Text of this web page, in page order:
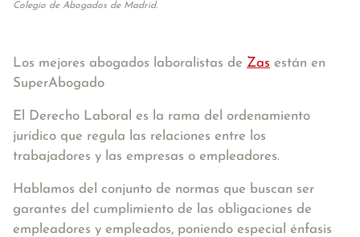
Colegio de Abogados de Madrid.
Los mejores abogados laboralistas de Zas están en
SuperAbogado
El Derecho Laboral es la rama del ordenamiento
jurídico que regula las relaciones entre los
trabajadores y las empresas o empleadores.
Hablamos del conjunto de normas que buscan ser
garantes del cumplimiento de las obligaciones de
empleadores y empleados, poniendo especial énfasis